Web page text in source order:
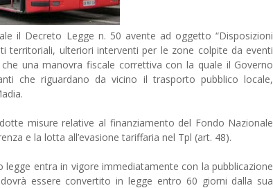
il Decreto Legge n. 50 avente ad oggetto “Disposizioni
territoriali, ulteriori interventi per le zone colpite da eventi
una manovra fiscale correttiva con la quale il Governo
che riguardano da vicino il trasporto pubblico locale,
misure relative al finanziamento del Fondo Nazionale
e la lotta all’evasione tariffaria nel Tpl (art. 48).
entra in vigore immediatamente con la pubblicazione
essere convertito in legge entro 60 giorni dalla sua